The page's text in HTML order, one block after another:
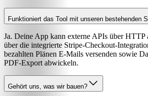
Funktioniert das Tool mit unseren bestehenden
Ja. Deine App kann externe APIs über HTTP
über die integrierte Stripe-Checkout-
bezahlten Plänen E-Mails versenden sowie
PDF-Export abwickeln.
Gehört uns, was wir bauen?